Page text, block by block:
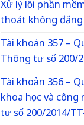
Xử lý lỗi phần
thoát không
Tài khoản 357 –
Thông tư số 200/
Tài khoản 356 –
khoa học và
tư số 200/2014/